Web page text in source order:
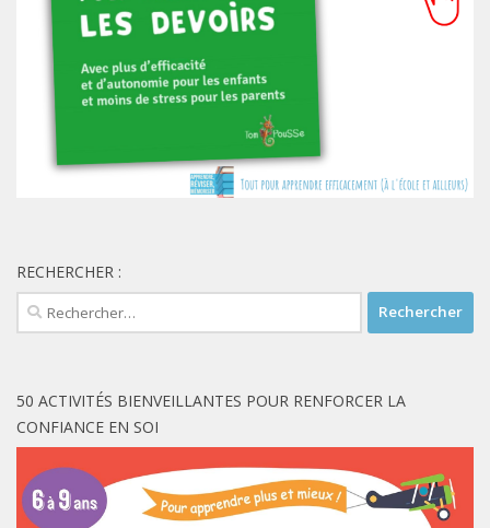
RECHERCHER :
Rechercher :
50 ACTIVITÉS BIENVEILLANTES POUR RENFORCER LA
CONFIANCE EN SOI